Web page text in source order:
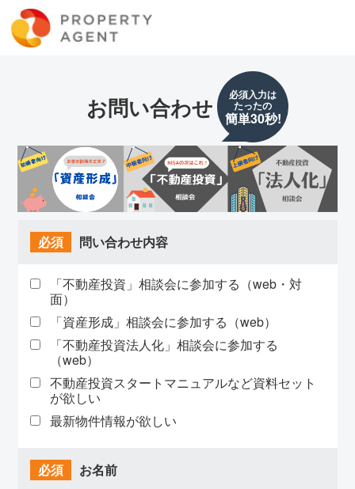
お問い合わせ 必須入力は
たったの
簡単30秒!
必須 問い合わせ内容
「不動産投資」相談会に参加する（web・対
面）
「資産形成」相談会に参加する（web）
「不動産投資法人化」相談会に参加する
（web）
不動産投資スタートマニュアルなど資料セット
が欲しい
最新物件情報が欲しい
必須 お名前